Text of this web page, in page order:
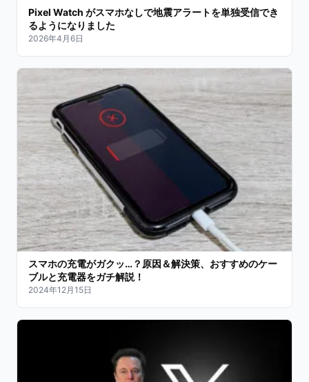
Pixel Watch がスマホなしで地震アラートを単独受信でき
るようになりました
2026年4月6日
スマホの充電がガクッ…？原因＆解決策、おすすめのケー
ブルと充電器をガチ解説！
2024年12月15日